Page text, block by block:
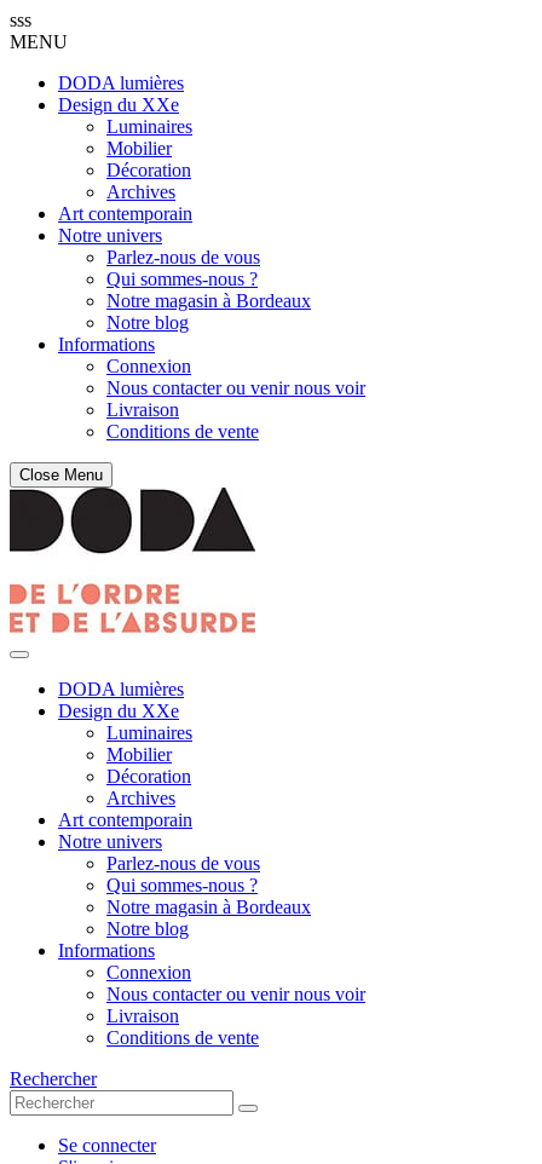
sss
MENU
DODA lumières
Design du XXe
Luminaires
Mobilier
Décoration
Archives
Art contemporain
Notre univers
Parlez-nous de vous
Qui sommes-nous ?
Notre magasin à Bordeaux
Notre blog
Informations
Connexion
Nous contacter ou venir nous voir
Livraison
Conditions de vente
Close Menu
DODA lumières
Design du XXe
Luminaires
Mobilier
Décoration
Archives
Art contemporain
Notre univers
Parlez-nous de vous
Qui sommes-nous ?
Notre magasin à Bordeaux
Notre blog
Informations
Connexion
Nous contacter ou venir nous voir
Livraison
Conditions de vente
Rechercher
Se connecter